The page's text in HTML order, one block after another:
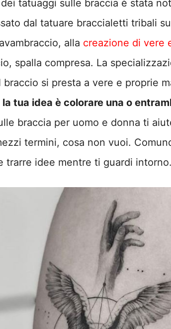
dei tatuaggi sulle braccia è stata
dal tatuare braccialetti tribali
alla creazione di vere
spalla compresa. La
braccio si presta a vere e proprie
la tua idea è colorare una o
braccia per uomo e donna ti
termini, cosa non vuoi.
trarre idee mentre ti guardi intorno.